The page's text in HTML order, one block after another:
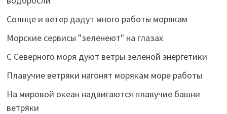
Солнце и ветер дадут много работы морякам
Морские сервисы "зеленеют" на глазах
С Северного моря дуют ветры зеленой энергетики
Плавучие ветряки нагонят морякам море работы
На мировой океан надвигаются плавучие башни
ветряки